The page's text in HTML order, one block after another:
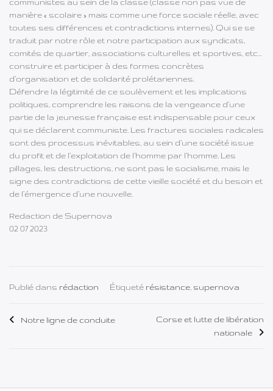
communistes au sein de la classe (classe non pas vue de
manière « scolaire » mais comme une force sociale réelle, avec
toutes ses différences et contradictions internes). Qui se se
traduit par notre rôle et notre participation aux syndicats,
comités de quartier, associations culturelles et sportives, etc…
construire et participer à des formes concrètes
d’organisation et de solidarité prolétariennes.
Défendre la légitimité de ce soulèvement et les implications
politiques, comprendre les raisons de la vengeance d’une
partie de la jeunesse française est indispensable pour ceux
qui se déclarent communiste. Les fractures sociales radicales
sont des processus inévitables, au sein d’une société issue
du profit et de l’exploitation de l’homme par l’homme. Les
pillages, les destructions, ne sont pas le socialisme, mais le
signe des contradictions de cette vieille société et du besoin et
de l’émergence d’une nouvelle.
Redaction de Supernova
02 07 2023
Publié dans rédaction Étiqueté résistance supernova
Navigation
Notre ligne de conduite
Corse et lutte de libération
nationale